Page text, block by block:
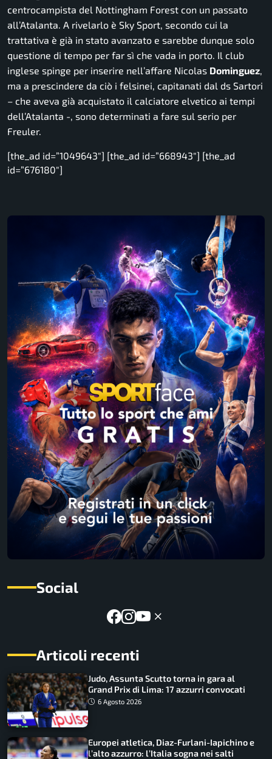
centrocampista del Nottingham Forest con un passato
all’Atalanta. A rivelarlo è Sky Sport , secondo cui la
trattativa è già in stato avanzato e sarebbe dunque solo
questione di tempo per far sì che vada in porto. Il club
inglese spinge per inserire nell’affare Nicolas Dominguez
ma a prescindere da ciò i felsinei, capitanati dal ds Sartori
– che aveva già acquistato il calciatore elvetico ai tempi
dell’Atalanta -, sono determinati a fare sul serio per
Freuler.
[the_ad id=”1049643″] [the_ad id=”668943″] [the_ad
id=”676180″]
Social
Articoli recenti
Judo, Assunta Scutto torna in gara al
Grand Prix di Lima: 17 azzurri convocati
6 Agosto 2026
Europei atletica, Diaz-Furlani-Iapichino e
l’alto azzurro: l’Italia sogna nei salti